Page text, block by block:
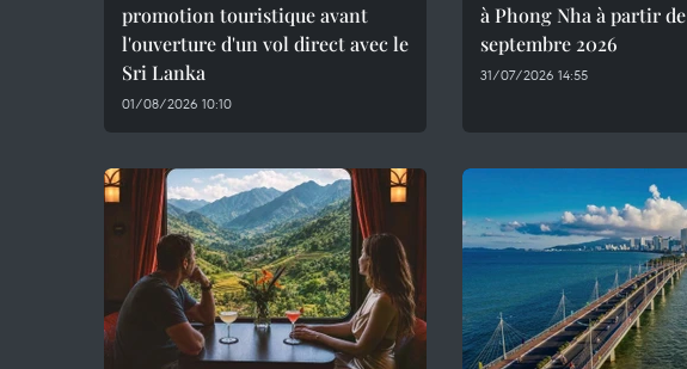
promotion touristique avant
l'ouverture d'un vol direct avec le
Sri Lanka
01/08/2026 10:10
à Phong Nha à partir de
septembre 2026
31/07/2026 14:55